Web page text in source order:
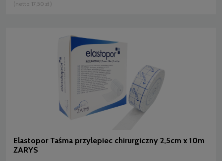
(netto: 17,50 zł )
Elastopor Taśma przylepiec chirurgiczny 2,5cm x 10m
ZARYS